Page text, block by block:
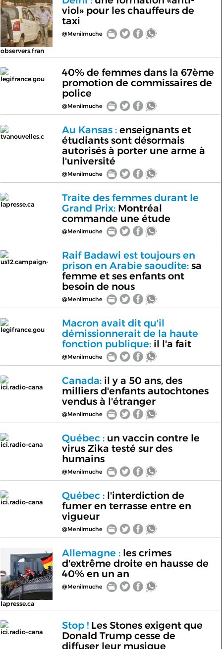
observers.fran
viol» pour les chauffeurs de
taxi
@Menilmuche
legifrance.gou
40% de femmes dans la 67ème
promotion de commissaires de
police
@Menilmuche
tvanouvelles.c
Au Kansas :enseignants et
étudiants sont désormais
autorisés à porter une arme à
l'université
@Menilmuche
lapresse.ca
Traite des femmes durant le
Grand Prix:Montréal
commande une étude
@Menilmuche
us12.campaign-
Raif Badawi est toujours en
prison en Arabie saoudite:sa
femme et ses enfants ont
besoin de nous
@Menilmuche
legifrance.gou
Macron avait dit qu'il
démissionnerait de la haute
fonction publique:il l'a fait
@Menilmuche
ici.radio-cana
Canada:il y a 50 ans, des
milliers d'enfants autochtones
vendus à l'étranger
@Menilmuche
ici.radio-cana
Québec :un vaccin contre le
virus Zika testé sur des
humains
@Menilmuche
ici.radio-cana
Québec :l'interdiction de
fumer en terrasse entre en
vigueur
@Menilmuche
lapresse.ca
Allemagne :les crimes
d'extrême droite en hausse de
40% en un an
@Menilmuche
ici.radio-cana
Stop !Les Stones exigent que
Donald Trump cesse de
diffuser leur musique